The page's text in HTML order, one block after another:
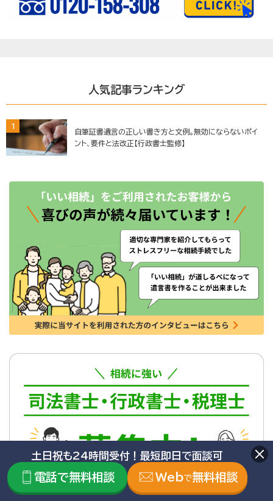
人気記事ランキング
1
自筆証書遺言の正しい書き方と文例。無効にならないポイ
ント、要件と法改正【行政書士監修】
土日祝も24時間受付！最短即日で面談可
電話で無料相談 Webで無料相談